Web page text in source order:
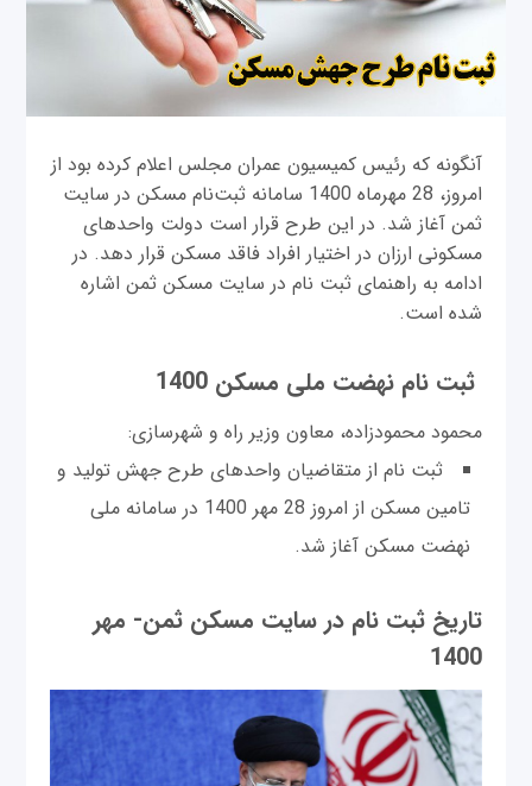
آنگونه که رئیس کمیسیون عمران مجلس اعلام کرده بود از
امروز، 28 مهرماه 1400 سامانه ثبت‌نام مسکن در سایت
ثمن آغاز شد. در این طرح قرار است دولت واحدهای
مسکونی ارزان در اختیار افراد فاقد مسکن قرار دهد. در
ادامه به راهنمای ثبت نام در سایت مسکن ثمن اشاره
شده است.
ثبت نام نهضت ملی مسکن 1400
محمود محمودزاده، معاون وزیر راه و شهرسازی:
ثبت نام از متقاضیان واحدهای طرح جهش تولید و
تامین مسکن از امروز 28 مهر 1400 در سامانه ملی
نهضت مسکن آغاز شد.
تاریخ ثبت نام در سایت مسکن ثمن- مهر
1400